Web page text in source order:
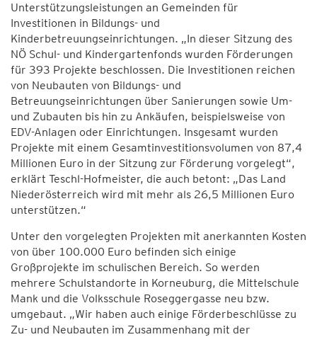
Unterstützungsleistungen an Gemeinden für
Investitionen in Bildungs- und
Kinderbetreuungseinrichtungen. „In dieser Sitzung des
NÖ Schul- und Kindergartenfonds wurden Förderungen
für 393 Projekte beschlossen. Die Investitionen reichen
von Neubauten von Bildungs- und
Betreuungseinrichtungen über Sanierungen sowie Um-
und Zubauten bis hin zu Ankäufen, beispielsweise von
EDV-Anlagen oder Einrichtungen. Insgesamt wurden
Projekte mit einem Gesamtinvestitionsvolumen von 87,4
Millionen Euro in der Sitzung zur Förderung vorgelegt“,
erklärt Teschl-Hofmeister, die auch betont: „Das Land
Niederösterreich wird mit mehr als 26,5 Millionen Euro
unterstützen.“
Unter den vorgelegten Projekten mit anerkannten Kosten
von über 100.000 Euro befinden sich einige
Großprojekte im schulischen Bereich. So werden
mehrere Schulstandorte in Korneuburg, die Mittelschule
Mank und die Volksschule Roseggergasse neu bzw.
umgebaut. „Wir haben auch einige Förderbeschlüsse zu
Zu- und Neubauten im Zusammenhang mit der